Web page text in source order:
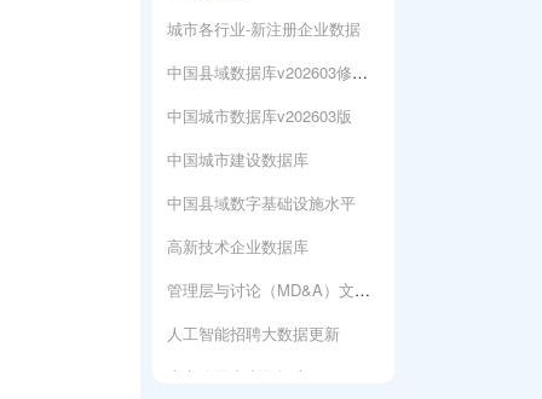
城市各行业-新注册企业数据
中国城市数据库v202603版
中国城市建设数据库
中国县域数字基础设施水平
高新技术企业数据库
人工智能招聘大数据更新
上市公司专利数据库